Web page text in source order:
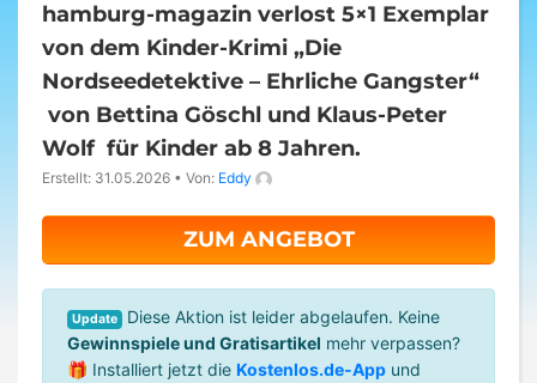
hamburg-magazin verlost 5×1 Exemplar
von dem Kinder-Krimi „Die
Nordseedetektive – Ehrliche Gangster“
von Bettina Göschl und Klaus-Peter
Wolf für Kinder ab 8 Jahren.
Erstellt: 31.05.2026 • Von: Eddy
ZUM ANGEBOT
Update
Diese Aktion ist leider abgelaufen. Keine
Gewinnspiele und Gratisartikel mehr verpassen?
🎁 Installiert jetzt die Kostenlos.de-App und